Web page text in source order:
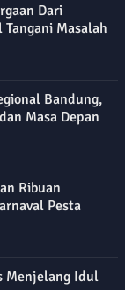
Dari
Masalah
Bandung,
Masa Depan
Ribuan
Pesta
Menjelang Idul